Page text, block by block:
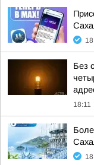
Без
18:11